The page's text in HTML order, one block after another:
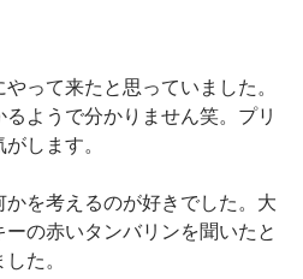
って来たと思っていました。
ようで分かりません笑。プリ
します。
かを考えるのが好きでした。大
の赤いタンバリンを聞いたと
た。